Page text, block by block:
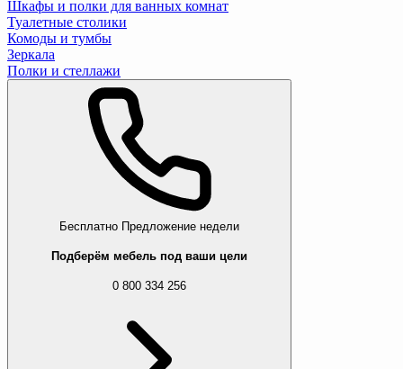
Шкафы и полки для ванных комнат
Туалетные столики
Комоды и тумбы
Зеркала
Полки и стеллажи
Бесплатно Предложение недели
Подберём мебель под ваши цели
0 800 334 256